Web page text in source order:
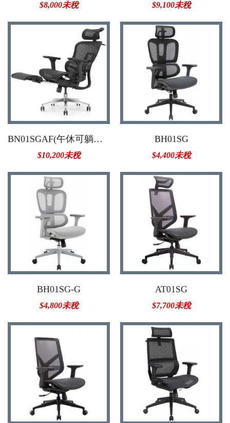
$8,000未稅 $9,100未稅
BN01SGAF(午休可躺辦公椅)
$10,200未稅
BH01SG
$4,400未稅
BH01SG-G
$4,800未稅
AT01SG
$7,700未稅